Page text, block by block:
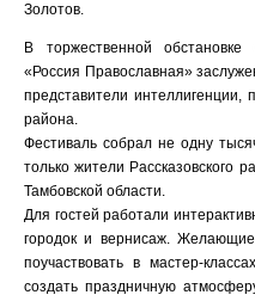
Золотов.
В торжественной
«Россия Православная»
представители интеллигенции,
района.
Фестиваль собрал не одну
только жители Рассказовского
Тамбовской области.
Для гостей работали
городок и вернисаж.
поучаствовать в мастер-
создать праздничную